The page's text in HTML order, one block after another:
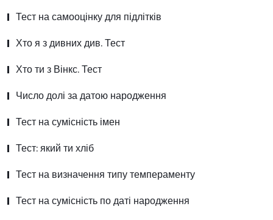
Тест на самооцінку для підлітків
Хто я з дивних див. Тест
Хто ти з Вінкс. Тест
Число долі за датою народження
Тест на сумісність імен
Тест: який ти хліб
Тест на визначення типу темпераменту
Тест на сумісність по даті народження